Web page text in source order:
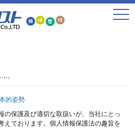
toggle
的姿勢
の保護及び適切な取扱いが、当社にとっ
えております。個人情報保護法の趣旨を